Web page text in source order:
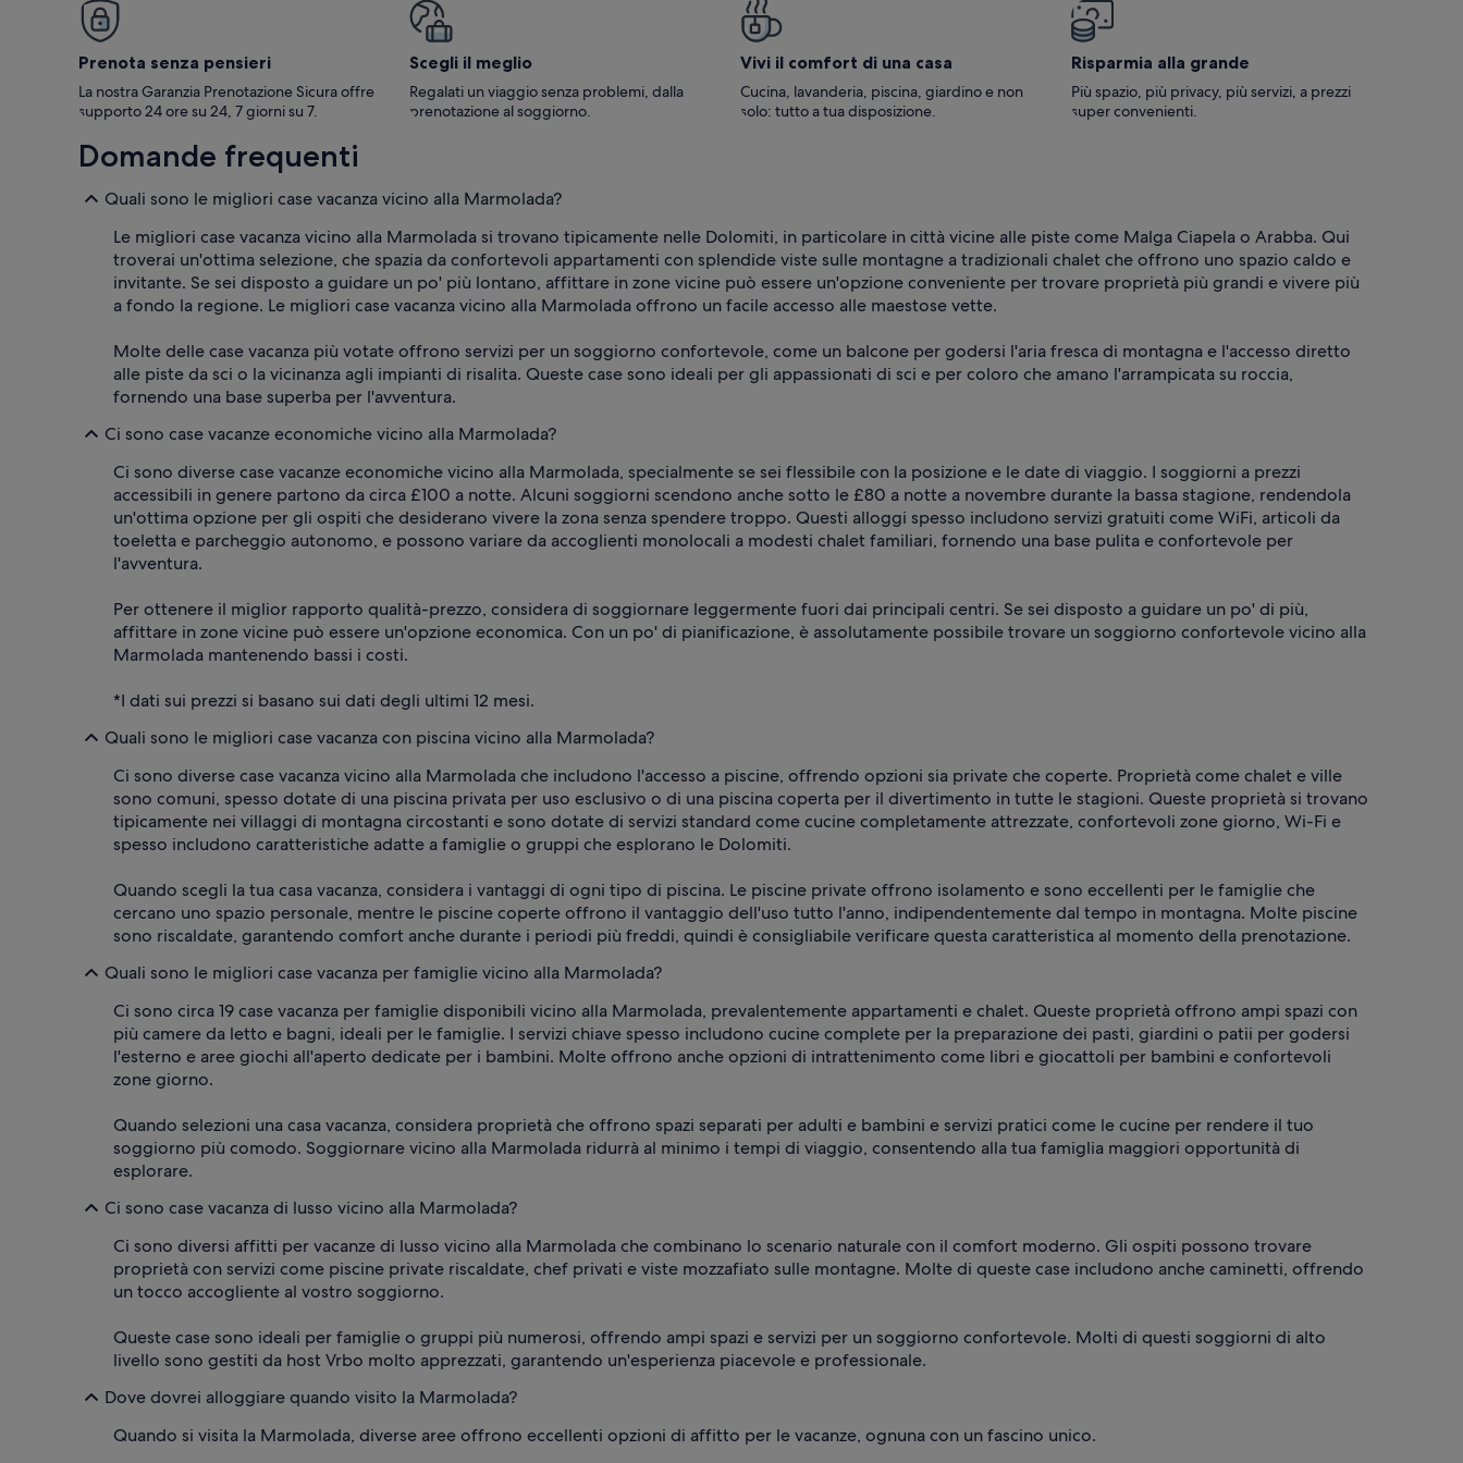
materasso un po' troppo rigido per i miei
gusti. Forse aggiungere un topper più
nulla da aggiungere. Complimenti, tornerei
subito!
più sopra- e auspico di poter tornare in
questo meraviglioso posto quanto prima. Ps:
viaggia con un cane al seguito. Offre
gentilmente ai suoi
Prenota senza pensieri
La nostra Garanzia Prenotazione Sicura offre
supporto 24 ore su 24, 7 giorni su 7.
Scegli il meglio
Regalati un viaggio senza problemi, dalla
prenotazione al soggiorno.
Vivi il comfort di una casa
Cucina, lavanderia, piscina, giardino e non
solo: tutto a tua disposizione.
Risparmia alla grande
Più spazio, più privacy, più servizi, a prezzi
super convenienti.
Domande frequenti
Quali sono le migliori case vacanza vicino alla Marmolada?
Le migliori case vacanza vicino alla Marmolada si trovano tipicamente nelle Dolomiti, in particolare in città vicine alle piste come Malga Ciapela o Arabba. Qui
troverai un'ottima selezione, che spazia da confortevoli appartamenti con splendide viste sulle montagne a tradizionali chalet che offrono uno spazio caldo e
invitante. Se sei disposto a guidare un po' più lontano, affittare in zone vicine può essere un'opzione conveniente per trovare proprietà più grandi e vivere più
a fondo la regione. Le migliori case vacanza vicino alla Marmolada offrono un facile accesso alle maestose vette.
Molte delle case vacanza più votate offrono servizi per un soggiorno confortevole, come un balcone per godersi l'aria fresca di montagna e l'accesso diretto
alle piste da sci o la vicinanza agli impianti di risalita. Queste case sono ideali per gli appassionati di sci e per coloro che amano l'arrampicata su roccia,
fornendo una base superba per l'avventura.
Ci sono case vacanze economiche vicino alla Marmolada?
Ci sono diverse case vacanze economiche vicino alla Marmolada, specialmente se sei flessibile con la posizione e le date di viaggio. I soggiorni a prezzi
accessibili in genere partono da circa £100 a notte. Alcuni soggiorni scendono anche sotto le £80 a notte a novembre durante la bassa stagione, rendendola
un'ottima opzione per gli ospiti che desiderano vivere la zona senza spendere troppo. Questi alloggi spesso includono servizi gratuiti come WiFi, articoli da
toeletta e parcheggio autonomo, e possono variare da accoglienti monolocali a modesti chalet familiari, fornendo una base pulita e confortevole per
l'avventura.
Per ottenere il miglior rapporto qualità-prezzo, considera di soggiornare leggermente fuori dai principali centri. Se sei disposto a guidare un po' di più,
affittare in zone vicine può essere un'opzione economica. Con un po' di pianificazione, è assolutamente possibile trovare un soggiorno confortevole vicino alla
Marmolada mantenendo bassi i costi.
*I dati sui prezzi si basano sui dati degli ultimi 12 mesi.
Quali sono le migliori case vacanza con piscina vicino alla Marmolada?
Ci sono diverse case vacanza vicino alla Marmolada che includono l'accesso a piscine, offrendo opzioni sia private che coperte. Proprietà come chalet e ville
sono comuni, spesso dotate di una piscina privata per uso esclusivo o di una piscina coperta per il divertimento in tutte le stagioni. Queste proprietà si trovano
tipicamente nei villaggi di montagna circostanti e sono dotate di servizi standard come cucine completamente attrezzate, confortevoli zone giorno, Wi-Fi e
spesso includono caratteristiche adatte a famiglie o gruppi che esplorano le Dolomiti.
Quando scegli la tua casa vacanza, considera i vantaggi di ogni tipo di piscina. Le piscine private offrono isolamento e sono eccellenti per le famiglie che
cercano uno spazio personale, mentre le piscine coperte offrono il vantaggio dell'uso tutto l'anno, indipendentemente dal tempo in montagna. Molte piscine
sono riscaldate, garantendo comfort anche durante i periodi più freddi, quindi è consigliabile verificare questa caratteristica al momento della prenotazione.
Quali sono le migliori case vacanza per famiglie vicino alla Marmolada?
Ci sono circa 19 case vacanza per famiglie disponibili vicino alla Marmolada, prevalentemente appartamenti e chalet. Queste proprietà offrono ampi spazi con
più camere da letto e bagni, ideali per le famiglie. I servizi chiave spesso includono cucine complete per la preparazione dei pasti, giardini o patii per godersi
l'esterno e aree giochi all'aperto dedicate per i bambini. Molte offrono anche opzioni di intrattenimento come libri e giocattoli per bambini e confortevoli
zone giorno.
Quando selezioni una casa vacanza, considera proprietà che offrono spazi separati per adulti e bambini e servizi pratici come le cucine per rendere il tuo
soggiorno più comodo. Soggiornare vicino alla Marmolada ridurrà al minimo i tempi di viaggio, consentendo alla tua famiglia maggiori opportunità di
esplorare.
Ci sono case vacanza di lusso vicino alla Marmolada?
Ci sono diversi affitti per vacanze di lusso vicino alla Marmolada che combinano lo scenario naturale con il comfort moderno. Gli ospiti possono trovare
proprietà con servizi come piscine private riscaldate, chef privati e viste mozzafiato sulle montagne. Molte di queste case includono anche caminetti, offrendo
un tocco accogliente al vostro soggiorno.
Queste case sono ideali per famiglie o gruppi più numerosi, offrendo ampi spazi e servizi per un soggiorno confortevole. Molti di questi soggiorni di alto
livello sono gestiti da host Vrbo molto apprezzati, garantendo un'esperienza piacevole e professionale.
Dove dovrei alloggiare quando visito la Marmolada?
Quando si visita la Marmolada, diverse aree offrono eccellenti opzioni di affitto per le vacanze, ognuna con un fascino unico.